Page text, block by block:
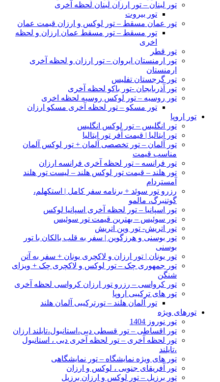
تور لبنان – تور ارزان لبنان لحظه آخری
تور بیروت
تور عمان مسقط – تور لوکس و ارزان قیمت عمان
تور مسقط – تور مسقط عمان ارزان و لحظه
اخری
تور قطر
تور ارمنستان ایروان – تور ارزان و لحظه آخری
ارمنستان
تور گرجستان تفلیس
تور آذربایجان -تور باکو لحظه آخری
تور روسیه – تور لوکس روسیه لحظه اخری
تور مسکو – تور لحظه آخری مسکو ارزان
تور اروپا
تور انگلیس – تور لوکس انگلیس
تور ایتالیا | قیمت آفر تور ایتالیا
تور آلمان – تور تخصصی آلمان + تور لوکس آلمان
مناسب قیمت
تور فرانسه – تور لحظه آخری فرانسه ارزان
تور هلند – قیمت تور لوکس هلند – لیست تور هلند
آمستردام
رزرو تور سوئد + برنامه سفر کامل | استکهلم،
گوتنبرگ، مالمو
تور اسپانیا – تور لحظه آخری اسپانیا لوکس
تور سوئیس – بهترین قیمت تور سوئیس
تور اتریش- تور وین اتریش
تور بوسنی و هرزگوین | سفر به قلب بالکان با تور
بوسنی
تور یونان | تور ارزان و لاکچری یونان + سفر به آتن
تور جمهوری چک – تور لوکس و لاکچری چک + ویزای
شنگن
تور کرواسی – رزرو تور ارزان کرواسی لحظه آخری
تور های ترکیبی اروپا
تور آلمان هلند – تورترکیبی آلمان هلند
تورهای ویژه
تور نوروز 1404
تور اقساطی – تور قسطی دبی،استانبول،تایلند ارزان
تور لحظه آخری – تور لحظه آخری دبی ، استانبول
،تایلند
تور های ویژه نمایشگاه – تور نمایشگاهی
تور آفریقای جنوبی ، لوکس و ارزان
تور برزیل – تور لوکس و ارزان برزیل